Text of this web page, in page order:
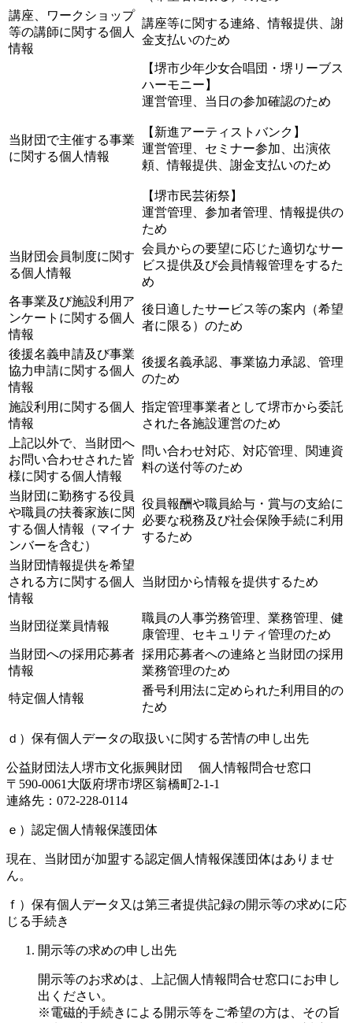
講座、ワークショップ
等の講師に関する個人
情報
講座等に関する連絡、情報提供、謝
金支払いのため
当財団で主催する事業
に関する個人情報
【堺市少年少女合唱団・堺リーブス
ハーモニー】
運営管理、当日の参加確認のため
【新進アーティストバンク】
運営管理、セミナー参加、出演依
頼、情報提供、謝金支払いのため
【堺市民芸術祭】
運営管理、参加者管理、情報提供の
ため
当財団会員制度に関す
る個人情報
会員からの要望に応じた適切なサー
ビス提供及び会員情報管理をするた
め
各事業及び施設利用ア
ンケートに関する個人
情報
後日適したサービス等の案内（希望
者に限る）のため
後援名義申請及び事業
協力申請に関する個人
情報
後援名義承認、事業協力承認、管理
のため
施設利用に関する個人
情報
指定管理事業者として堺市から委託
された各施設運営のため
上記以外で、当財団へ
お問い合わせされた皆
様に関する個人情報
問い合わせ対応、対応管理、関連資
料の送付等のため
当財団に勤務する役員
や職員の扶養家族に関
する個人情報（マイナ
ンバーを含む）
役員報酬や職員給与・賞与の支給に
必要な税務及び社会保険手続に利用
するため
当財団情報提供を希望
される方に関する個人
情報
当財団から情報を提供するため
当財団従業員情報
職員の人事労務管理、業務管理、健
康管理、セキュリティ管理のため
当財団への採用応募者
情報
採用応募者への連絡と当財団の採用
業務管理のため
特定個人情報
番号利用法に定められた利用目的の
ため
ｄ）保有個人データの取扱いに関する苦情の申し出先
公益財団法人堺市文化振興財団 個人情報問合せ窓口
〒590-0061大阪府堺市堺区翁橋町2-1-1
連絡先：072-228-0114
ｅ）認定個人情報保護団体
現在、当財団が加盟する認定個人情報保護団体はありませ
ん。
ｆ）保有個人データ又は第三者提供記録の開示等の求めに応
じる手続き
開示等の求めの申し出先
開示等のお求めは、上記個人情報問合せ窓口にお申し
出ください。
※電磁的手続きによる開示等をご希望の方は、その旨